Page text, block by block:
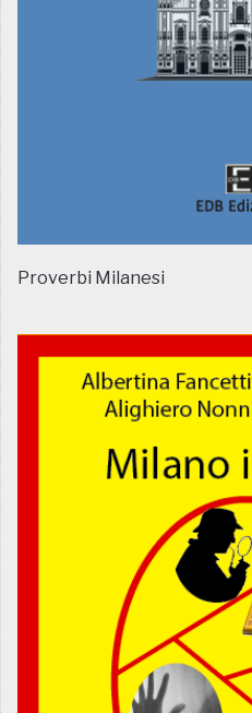
Proverbi Milanesi